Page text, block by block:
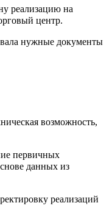
реализацию на
центр.
нужные документы
возможность,
первичных
данных из
реализаций